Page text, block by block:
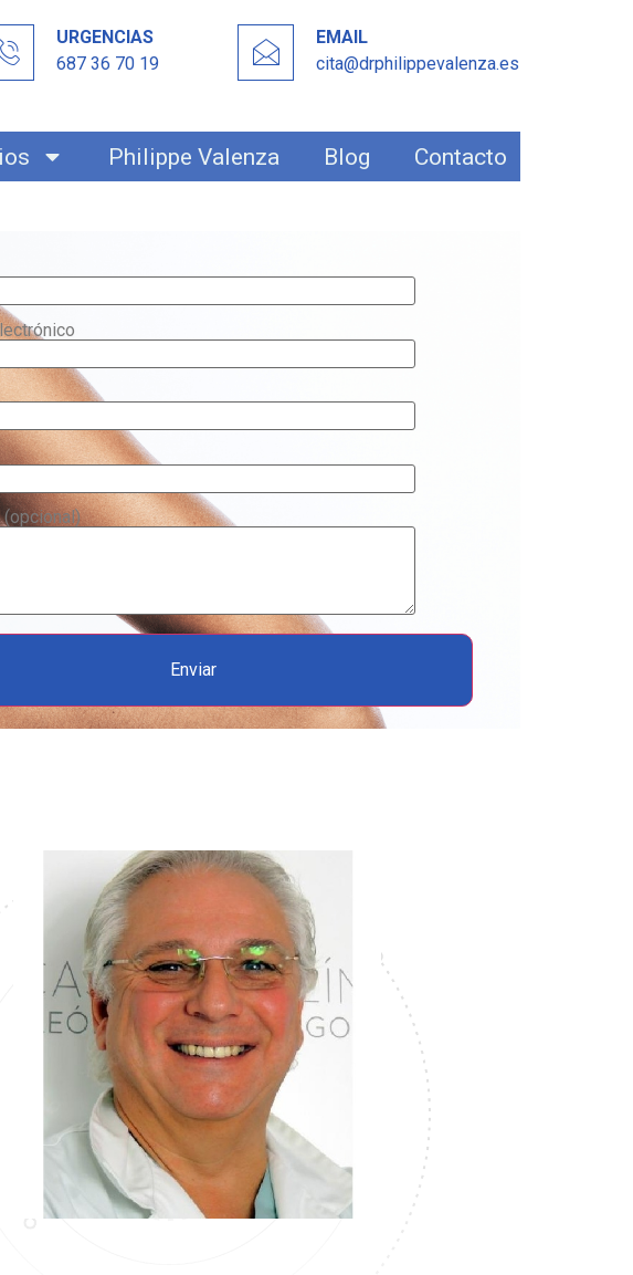
URGENCIAS
687 36 70 19
EMAIL
cita@drphilippevalenza.es
Philippe Valenza Blog Contacto
(opcional)